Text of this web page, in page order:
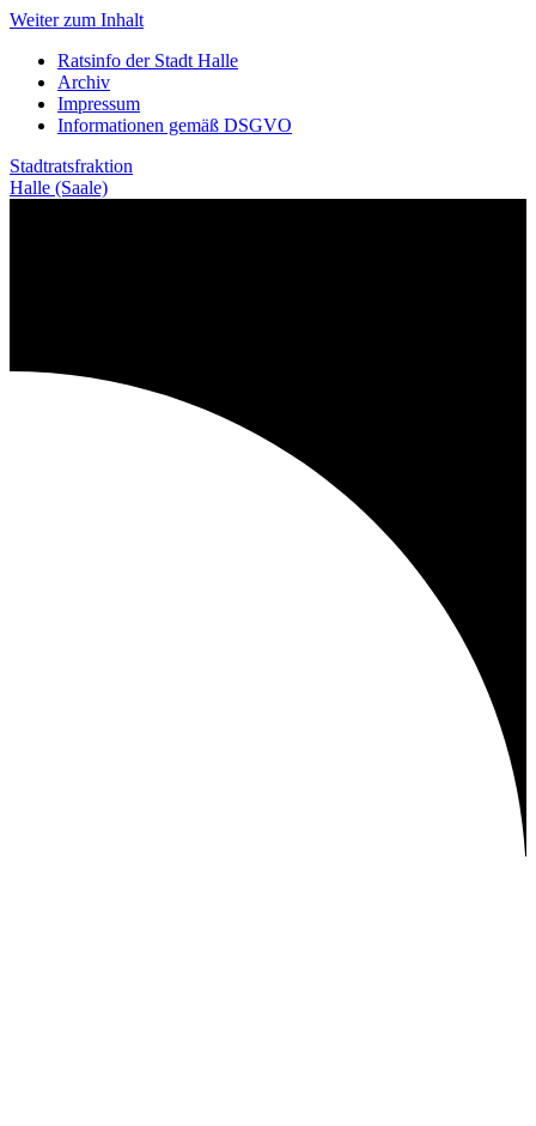
Weiter zum Inhalt
Ratsinfo der Stadt Halle
Archiv
Impressum
Informationen gemäß DSGVO
Stadtratsfraktion
Halle (Saale)